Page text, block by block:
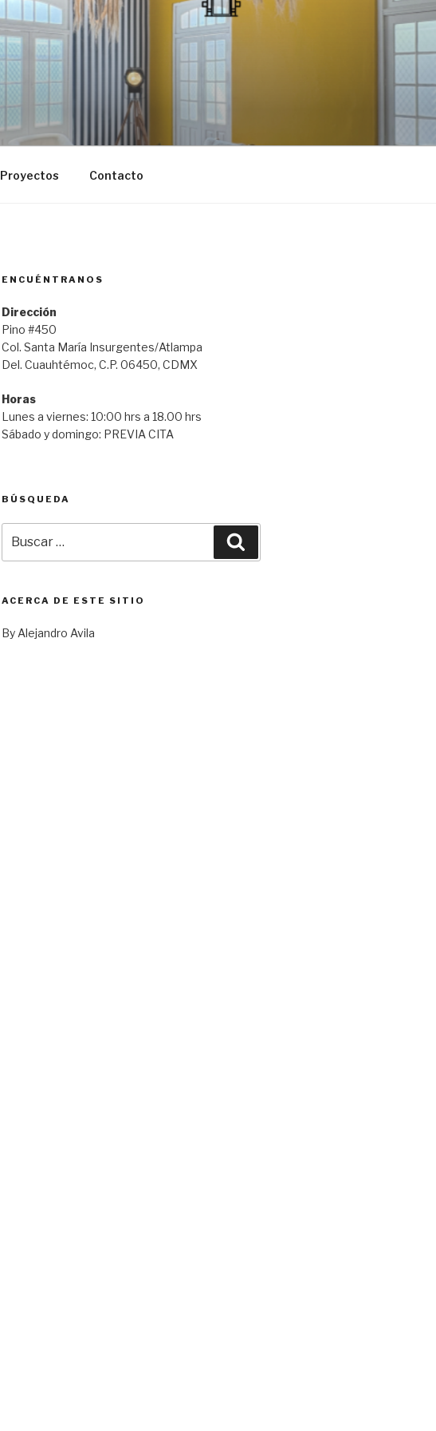
Proyectos Contacto
ENCUÉNTRANOS
Dirección
Pino #450
Col. Santa María Insurgentes/Atlampa
Del. Cuauhtémoc, C.P. 06450, CDMX
Horas
Lunes a viernes: 10:00 hrs a 18.00 hrs
Sábado y domingo: PREVIA CITA
BÚSQUEDA
por:
ACERCA DE ESTE SITIO
By Alejandro Avila